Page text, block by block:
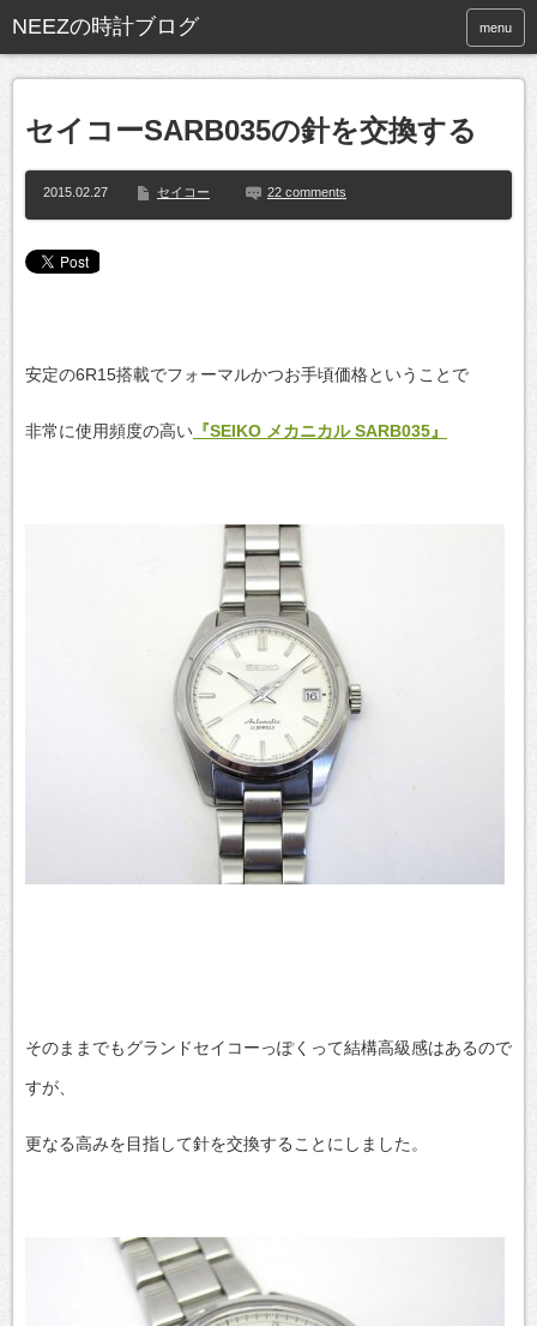
NEEZの時計ブログ menu
セイコーSARB035の針を交換する
2015.02.27 セイコー 22 comments
安定の6R15搭載でフォーマルかつお手頃価格ということで
非常に使用頻度の高い 『SEIKO メカニカル SARB035』
そのままでもグランドセイコーっぽくって結構高級感はあるので
すが、
更なる高みを目指して針を交換することにしました。